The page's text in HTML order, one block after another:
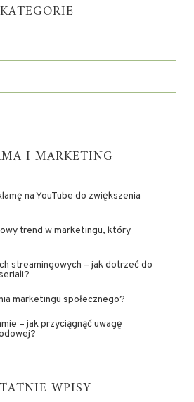
KATEGORIE
I MARKETING
na YouTube do zwiększenia
trend w marketingu, który
streamingowych – jak dotrzeć do
marketingu społecznego?
– jak przyciągnąć uwagę
WPISY